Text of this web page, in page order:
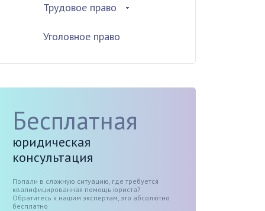
Трудовое право
Уголовное право
Бесплатная
юридическая
консультация
Попали в сложную ситуацию, где требуется
квалифицированная помощь юриста?
Обратитесь к нашим экспертам, это абсолютно
бесплатно